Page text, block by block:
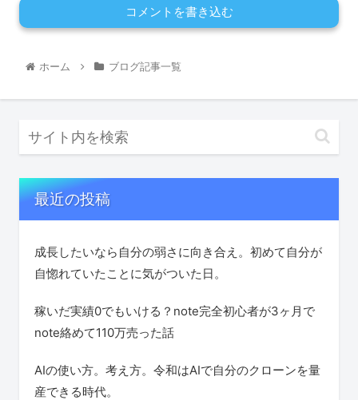
コメントを書き込む
ホーム ブログ記事一覧
最近の投稿
成長したいなら自分の弱さに向き合え。初めて自分が
自惚れていたことに気がついた日。
稼いだ実績0でもいける？note完全初心者が3ヶ月で
note絡めて110万売った話
AIの使い方。考え方。令和はAIで自分のクローンを量
産できる時代。